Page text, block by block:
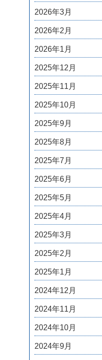
2026年3月
2026年2月
2026年1月
2025年12月
2025年11月
2025年10月
2025年9月
2025年8月
2025年7月
2025年6月
2025年5月
2025年4月
2025年3月
2025年2月
2025年1月
2024年12月
2024年11月
2024年10月
2024年9月